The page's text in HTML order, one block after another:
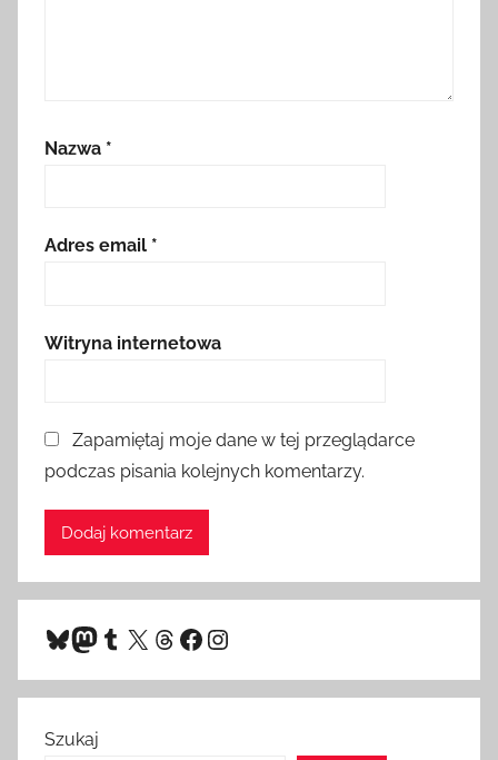
Nazwa *
Adres email *
Witryna internetowa
Zapamiętaj moje dane w tej przeglądarce
podczas pisania kolejnych komentarzy.
Bluesky
Mastodon
Tumblr
X Threads
Facebook
Instagram
Szukaj